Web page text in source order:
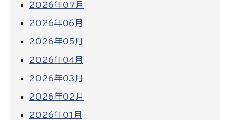
2026年07月
2026年06月
2026年05月
2026年04月
2026年03月
2026年02月
2026年01月